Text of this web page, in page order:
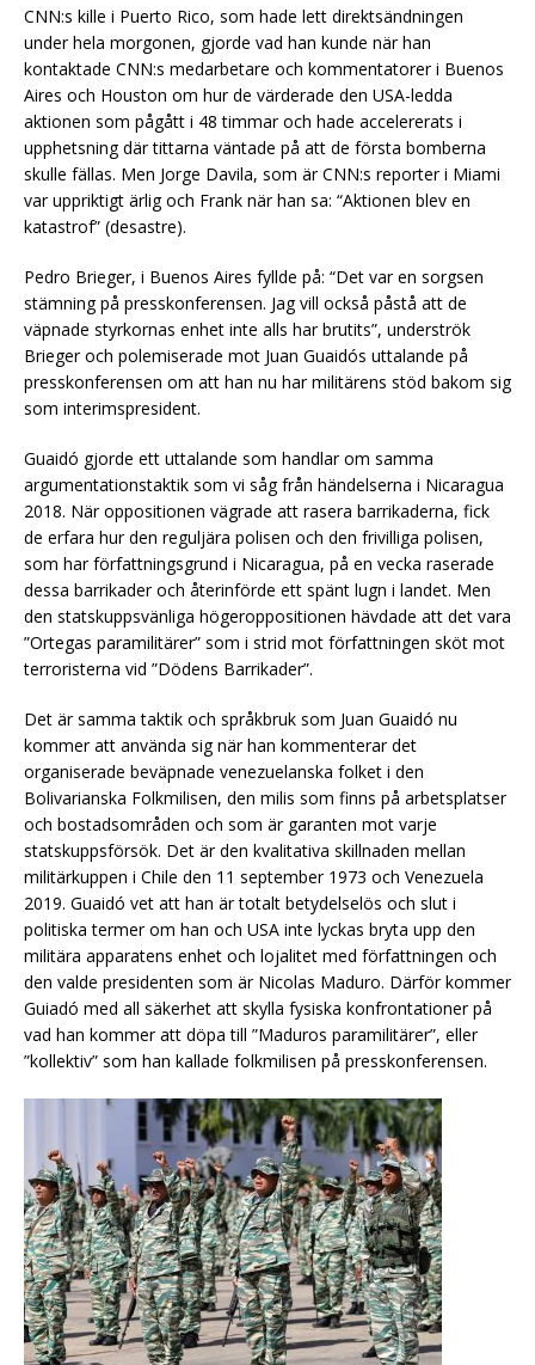
CNN:s kille i Puerto Rico, som hade lett direktsändningen
under hela morgonen, gjorde vad han kunde när han
kontaktade CNN:s medarbetare och kommentatorer i Buenos
Aires och Houston om hur de värderade den USA-ledda
aktionen som pågått i 48 timmar och hade accelererats i
upphetsning där tittarna väntade på att de första bomberna
skulle fällas. Men Jorge Davila, som är CNN:s reporter i Miami
var uppriktigt ärlig och Frank när han sa: “Aktionen blev en
katastrof” (desastre).
Pedro Brieger, i Buenos Aires fyllde på: “Det var en sorgsen
stämning på presskonferensen. Jag vill också påstå att de
väpnade styrkornas enhet inte alls har brutits”, underströk
Brieger och polemiserade mot Juan Guaidós uttalande på
presskonferensen om att han nu har militärens stöd bakom sig
som interimspresident.
Guaidó gjorde ett uttalande som handlar om samma
argumentationstaktik som vi såg från händelserna i Nicaragua
2018. När oppositionen vägrade att rasera barrikaderna, fick
de erfara hur den reguljära polisen och den frivilliga polisen,
som har författningsgrund i Nicaragua, på en vecka raserade
dessa barrikader och återinförde ett spänt lugn i landet. Men
den statskuppsvänliga högeroppositionen hävdade att det vara
”Ortegas paramilitärer” som i strid mot författningen sköt mot
terroristerna vid ”Dödens Barrikader”.
Det är samma taktik och språkbruk som Juan Guaidó nu
kommer att använda sig när han kommenterar det
organiserade beväpnade venezuelanska folket i den
Bolivarianska Folkmilisen, den milis som finns på arbetsplatser
och bostadsområden och som är garanten mot varje
statskuppsförsök. Det är den kvalitativa skillnaden mellan
militärkuppen i Chile den 11 september 1973 och Venezuela
2019. Guaidó vet att han är totalt betydelselös och slut i
politiska termer om han och USA inte lyckas bryta upp den
militära apparatens enhet och lojalitet med författningen och
den valde presidenten som är Nicolas Maduro. Därför kommer
Guiadó med all säkerhet att skylla fysiska konfrontationer på
vad han kommer att döpa till ”Maduros paramilitärer”, eller
”kollektiv” som han kallade folkmilisen på presskonferensen.